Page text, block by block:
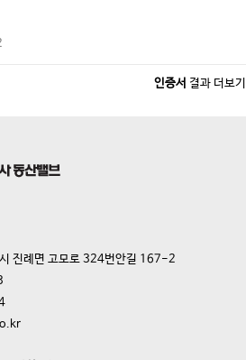
인증서 결과 더보기
진례면 고모로 324번안길 167-2